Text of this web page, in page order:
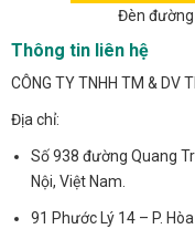
Đèn
Thông tin liên hệ
CÔNG TY TNHH TM & DV
Địa chỉ:
Số 938 đường Quang
Nội, Việt Nam.
91 Phước Lý 14 – P.